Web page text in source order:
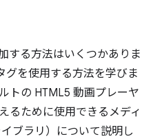
する方法はいくつかありま
グを使用する方法を学びま
トの HTML5 動画プレーヤ
るために使用できるメディ
ブラリ）について説明し